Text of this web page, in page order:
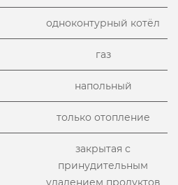
одноконтурный котёл
газ
напольный
только отопление
закрытая с
принудительным
удалением продуктов